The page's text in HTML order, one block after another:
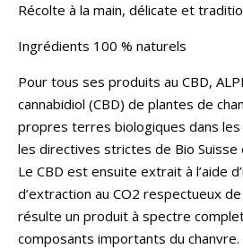
Récolte à la main, délicate et
Ingrédients 100 % naturels
Pour tous ses produits au CBD,
cannabidiol (CBD) de plantes de
propres terres biologiques dans les
les directives strictes de Bio Suisse
Le CBD est ensuite extrait à l’aide
d’extraction au CO2 respectueux
résulte un produit à spectre
composants importants du chanvre.